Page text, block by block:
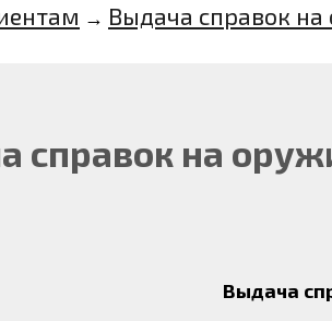
→ Выдача справок
справок на
Выдача